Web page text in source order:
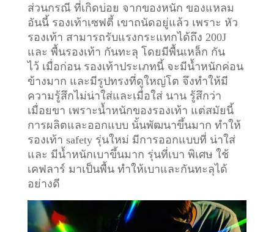
ส่วนกรณี ที่เกิดบ่อย จากของหนัก ของแหลม
อันนี้ รองเท้าเซฟตี้ เขาถนัดอยู่แล้ว เพราะ หัว
รองเท้า สามารถรับแรงกระแทกได้ถึง 200J
และ พื้นรองเท้า กันทะลุ โดยมีพื้นเหล็ก กัน
ไว้ เมื่อก่อน รองเท้าประเภทนี้ จะมีน้ำหนักค่อน
ข้างมาก และมีรูปทรงที่ดูใหญ่โต จึงทำให้มี
ความรู้สึกไม่น่าใส่และเมื่อใส่ นาน รู้สึกว่า
เมื่อยขา เพราะน้ำหนักของรองเท้า แต่สมัยนี้
การผลิตและออกแบบ นั้นพัฒนาขึ้นมาก ทำให้
รองเท้า safety รุ่นใหม่ มีการออกแบบที่ น่าใส่
และ มีน้ำหนักเบาขึ้นมาก รุ่นที่เบา พิเศษ ใช้
เคฟลาร์ มาเป็นพื้น ทำให้เบาและกันทะลุได้
อย่างดี